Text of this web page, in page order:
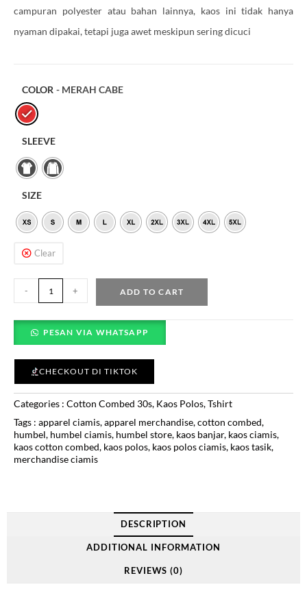
campuran polyester atau bahan lainnya, kaos ini tidak hanya
nyaman dipakai, tetapi juga awet meskipun sering dicuci
COLOR - MERAH CABE
SLEEVE
SIZE
Clear
- + ADD TO CART
PESAN VIA WHATSAPP
CHECKOUT DI TIKTOK
Categories : Cotton Combed 30s, Kaos Polos,Tshirt
Tags : apparel ciamis,apparel merchandise,cotton combed,
humbel, humbel ciamis, humbel store, kaos banjar, kaos ciamis,
kaos cotton combed, kaos polos, kaos polos ciamis, kaos tasik,
merchandise ciamis
DESCRIPTION
ADDITIONAL INFORMATION
REVIEWS (0)